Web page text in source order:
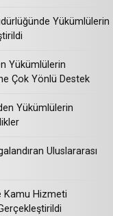
Yükümlülerin
Yükümlülerin
Çok Yönlü Destek
Yükümlülerin
Uluslararası
Kamu Hizmeti